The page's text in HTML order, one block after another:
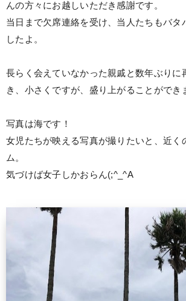
んの方々にお越しいただき感謝です。
当日まで欠席連絡を受け、当人たちもバタ
したよ。
長らく会えていなかった親戚と数年ぶりに
き、小さくですが、盛り上がることができ
写真は海です！
女児たちが映える写真が撮りたいと、近く
ム。
気づけば女子しかおらん(;^_^A